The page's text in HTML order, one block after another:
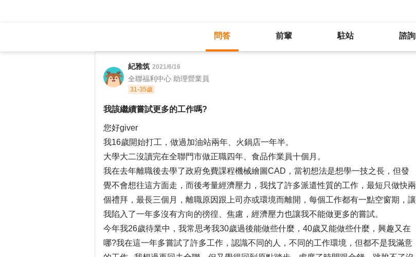
問答 前輩 駐站 諮詢
紀雅筑 2021/6/16
全聯福利中心 助理營業員
31-35歲
我該繼續嘗試更多的工作嗎?
您好giver
我16歲開始打工，做過加油站兩年、火鍋店一年半。
大學大二沒讀完在全聯門市做正職四年、食品作業員十個月。
我在去年離職後去學了政府免費課程機械繪圖CAD，當初想法是想學一技之長，但發
覺不會想往這方面走，而後考量經濟壓力，我找了許多派遣性質的工作，最短只做快兩
個禮拜，最長三個月，離職原因跟上司亦或環境而離開，每個工作都有一點空窗期，讓
我陷入了一年多沒有方向的徬徨、焦慮，經濟壓力也讓我不能做更多的嘗試。
今年我26歲待業中，我常思考我30歲過後能做些什麼，40歲又能做些什麼，興趣又在
哪?我在這一年多嘗試了許多工作，認識不同的人，不同的工作環境，但都不是我滿意